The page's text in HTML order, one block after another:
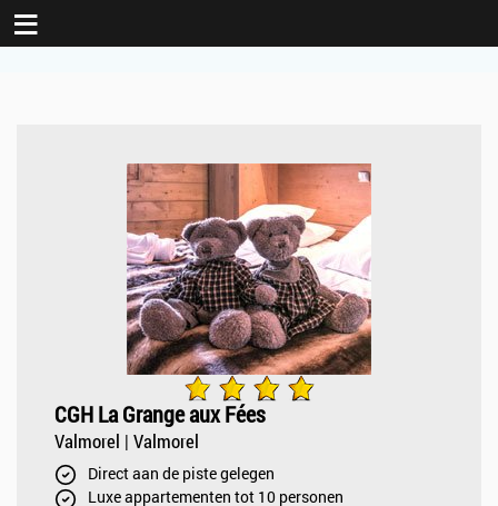
≡
CGH La Grange aux Fées
Valmorel | Valmorel
Direct aan de piste gelegen
Luxe appartementen tot 10 personen